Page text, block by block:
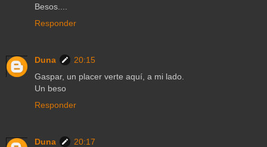
Besos....
Responder
Duna
20:15
Gaspar, un placer verte aquí, a mi lado.
Un beso
Responder
Duna
20:17